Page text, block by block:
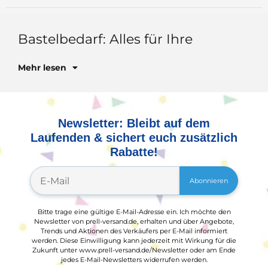
Mehr lesen
Newsletter: Bleibt auf dem
Laufenden & sichert euch zusätzlich
Rabatte!
Abonnieren
Bitte trage eine gültige E-Mail-Adresse ein. Ich möchte den
Newsletter von prell-versand.de, erhalten und über Angebote,
Trends und Aktionen des Verkäufers per E-Mail informiert
werden. Diese Einwilligung kann jederzeit mit Wirkung für die
Zukunft unter www.prell-versand.de/Newsletter oder am Ende
jedes E-Mail-Newsletters widerrufen werden.